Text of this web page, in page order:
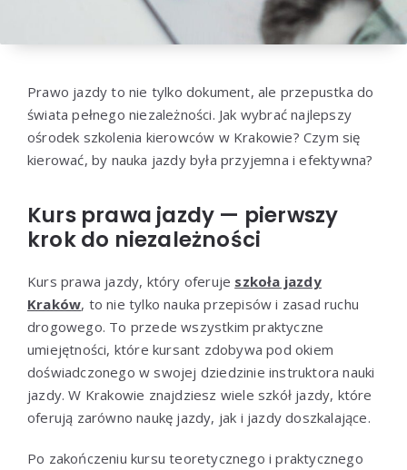
Prawo jazdy to nie tylko dokument, ale przepustka do
świata pełnego niezależności. Jak wybrać najlepszy
ośrodek szkolenia kierowców w Krakowie? Czym się
kierować, by nauka jazdy była przyjemna i efektywna?
Kurs prawa jazdy — pierwszy
krok do niezależności
Kurs prawa jazdy, który oferuje szkoła jazdy
Kraków, to nie tylko nauka przepisów i zasad ruchu
drogowego. To przede wszystkim praktyczne
umiejętności, które kursant zdobywa pod okiem
doświadczonego w swojej dziedzinie instruktora nauki
jazdy. W Krakowie znajdziesz wiele szkół jazdy, które
oferują zarówno naukę jazdy, jak i jazdy doszkalające.
Po zakończeniu kursu teoretycznego i praktycznego